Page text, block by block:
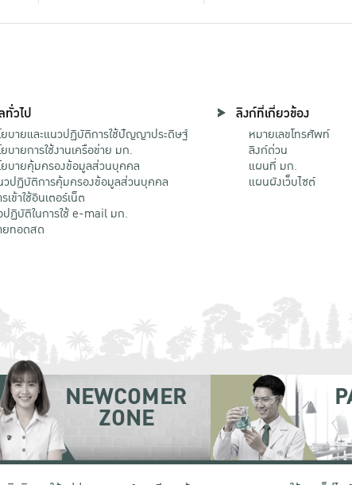
ทั่วไป
ยบายและแนวปฏิบัติการใช้ปัญญาประดิษฐ์
บายการใช้งานเครือข่าย มก.
ยบายคุ้มครองข้อมูลส่วนบุคคล
วปฏิบัติการคุ้มครองข้อมูลส่วนบุคคล
เข้าใช้อินเตอร์เน็ต
ฏิบัติในการใช้ e-mail มก.
ยทอดสด
ลิงก์ที่เกี่ยวข้อง
หมายเลขโทรศัพท์
ลิงก์ด่วน
แผนที่ มก.
แผนผังเว็บไซต์
NEWCOMER
ZONE